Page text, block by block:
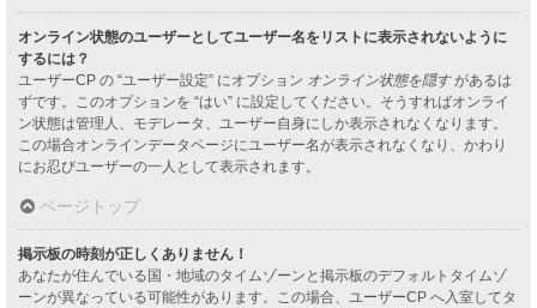
オンライン状態のユーザーとしてユーザー名をリストに表示されないように
するには？
ユーザーCP の “ユーザー設定” にオプション オンライン状態を隠すがあるは
ずです。このオプションを “はい” に設定してください。そうすればオンライ
ン状態は管理人、モデレータ、ユーザー自身にしか表示されなくなります。
この場合オンラインデータページにユーザー名が表示されなくなり、かわり
にお忍びユーザーの一人として表示されます。
ページトップ
掲示板の時刻が正しくありません！
あなたが住んでいる国・地域のタイムゾーンと掲示板のデフォルトタイムゾ
ーンが異なっている可能性があります。この場合、ユーザーCP へ入室してタ